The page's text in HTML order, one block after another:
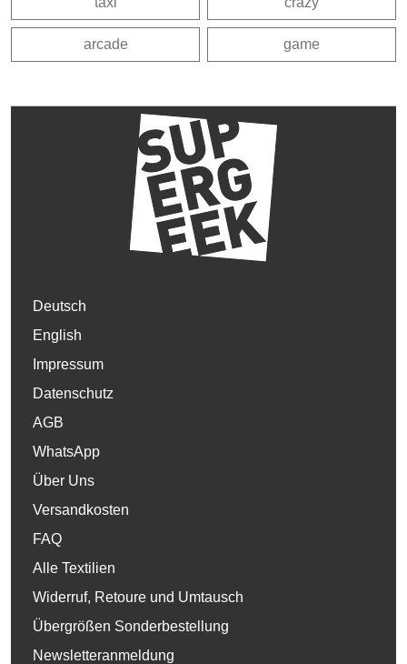
arcade game
Deutsch
English
Impressum
Datenschutz
AGB
WhatsApp
Über Uns
Versandkosten
FAQ
Alle Textilien
Widerruf, Retoure und Umtausch
Übergrößen Sonderbestellung
Newsletteranmeldung